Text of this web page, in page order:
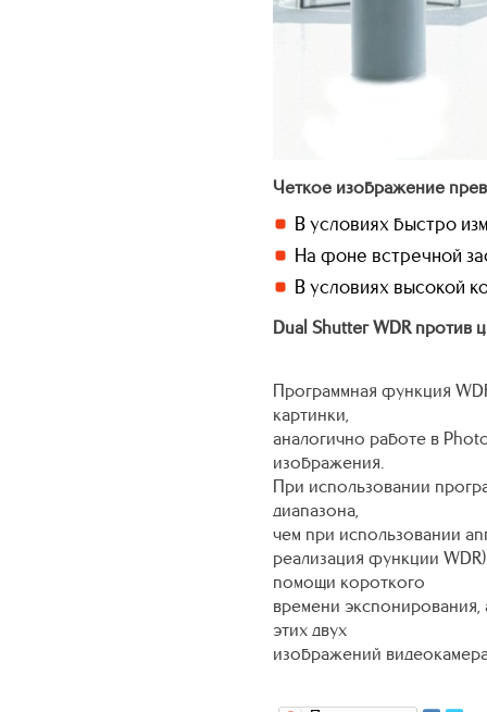
Четкое изображение
В условиях быстро
На фоне встречной
В условиях высокой
Dual Shutter WDR против
Программная функция
картинки,
аналогично работе в
изображения.
При использовании
диапазона,
чем при использовании
реализация функции
помощи короткого
времени
этих двух
изображений